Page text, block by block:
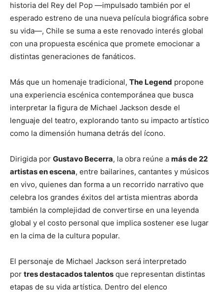
historia del Rey del Pop —impulsado también por el
esperado estreno de una nueva película biográfica sobre
su vida—, Chile se suma a este renovado interés global
con una propuesta escénica que promete emocionar a
distintas generaciones de fanáticos.
Más que un homenaje tradicional, The Legend propone
una experiencia escénica contemporánea que busca
interpretar la figura de Michael Jackson desde el
lenguaje del teatro, explorando tanto su impacto artístico
como la dimensión humana detrás del ícono.
Dirigida por Gustavo Becerra, la obra reúne a más de 22
artistas en escena, entre bailarines, cantantes y músicos
en vivo, quienes dan forma a un recorrido narrativo que
celebra los grandes éxitos del artista mientras aborda
también la complejidad de convertirse en una leyenda
global y el costo personal que implica sostener ese lugar
en la cima de la cultura popular.
El personaje de Michael Jackson será interpretado
por tres destacados talentos que representan distintas
etapas de su vida artística. Dentro del elenco